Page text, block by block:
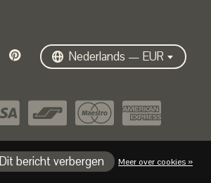
Nederlands — EUR
Dit bericht verbergen Meer over cookies »